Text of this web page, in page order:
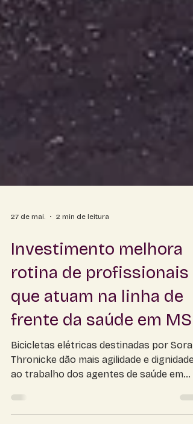
27 de mai. 2 min de leitura
Investimento melhora
rotina de profissionais
que atuam na linha de
frente da saúde em MS
Bicicletas elétricas destinadas por
Thronicke dão mais agilidade e dignidade